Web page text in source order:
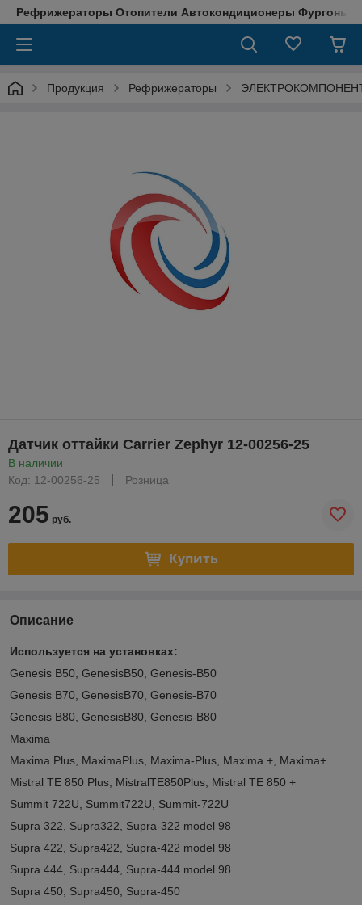
Рефрижераторы Отопители Автокондиционеры Фургоны
Продукция Рефрижераторы
Датчик оттайки Carrier Zephyr 12-00256-25
В наличии
Код: 12-00256-25
Розница
205 руб.
Купить
Описание
Используется на установках:
Genesis B50, GenesisB50, Genesis-B50
Genesis B70, GenesisB70, Genesis-B70
Genesis B80, GenesisB80, Genesis-B80
Maxima
Maxima Plus, MaximaPlus, Maxima-Plus, Maxima +, Maxima+
Mistral TE 850 Plus, MistralTE850Plus, Mistral TE 850 +
Summit 722U, Summit722U, Summit-722U
Supra 322, Supra322, Supra-322 model 98
Supra 422, Supra422, Supra-422 model 98
Supra 444, Supra444, Supra-444 model 98
Supra 450, Supra450, Supra-450